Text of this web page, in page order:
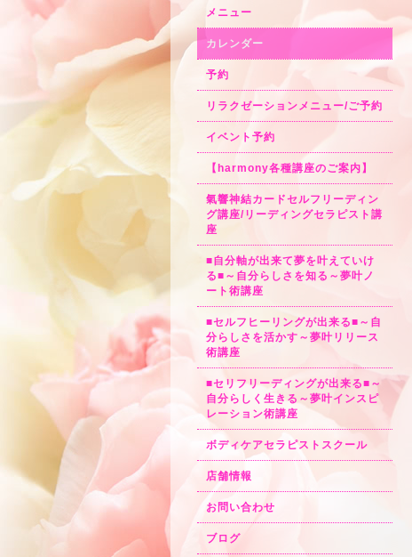
メニュー
カレンダー
予約
リラクゼーションメニュー/ご予約
イベント予約
【harmony各種講座のご案内】
氣響神結カードセルフリーディン
グ講座/リーディングセラピスト講
座
■自分軸が出来て夢を叶えていけ
る■～自分らしさを知る～夢叶ノ
ート術講座
■セルフヒーリングが出来る■～自
分らしさを活かす～夢叶リリース
術講座
■セリフリーディングが出来る■～
自分らしく生きる～夢叶インスピ
レーション術講座
ボディケアセラピストスクール
店舗情報
お問い合わせ
ブログ